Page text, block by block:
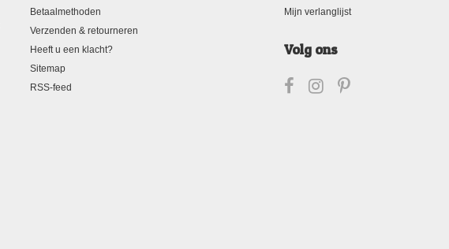
Betaalmethoden
Verzenden & retourneren
Heeft u een klacht?
Sitemap
RSS-feed
Mijn verlanglijst
Volg ons